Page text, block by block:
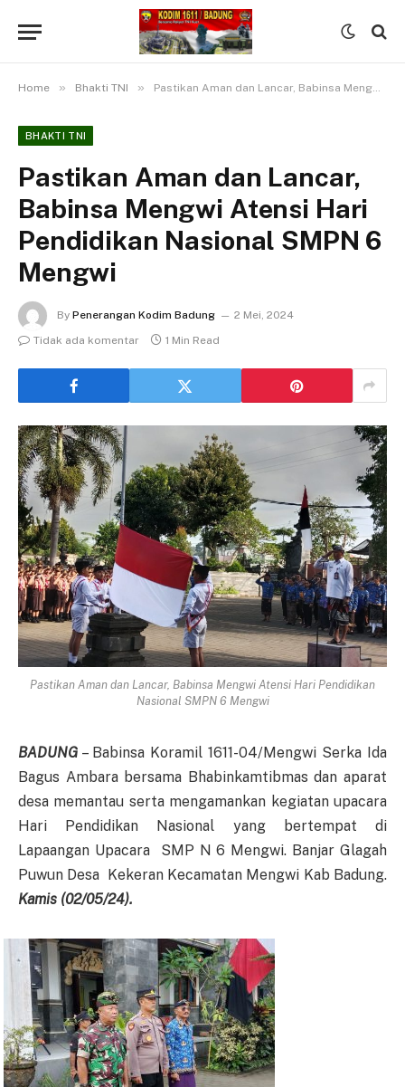
Home » Bhakti TNI » Pastikan Aman dan Lancar, Babinsa Mengwi Atensi Hari Pendidikan Nasional SMPN 6 Mengwi
BHAKTI TNI
Pastikan Aman dan Lancar,
Babinsa Mengwi Atensi Hari
Pendidikan Nasional SMPN 6
Mengwi
By Penerangan Kodim Badung
2 Mei, 2024
Tidak ada komentar
1 Min Read
Pastikan Aman dan Lancar, Babinsa Mengwi Atensi Hari Pendidikan
Nasional SMPN 6 Mengwi
BADUNG – Babinsa Koramil 1611-04/Mengwi Serka Ida
Bagus Ambara bersama Bhabinkamtibmas dan aparat
desa memantau serta mengamankan kegiatan upacara
Hari Pendidikan Nasional yang bertempat di
Lapaangan Upacara SMP N 6 Mengwi. Banjar Glagah
Puwun Desa Kekeran Kecamatan Mengwi Kab Badung.
Kamis (02/05/24).